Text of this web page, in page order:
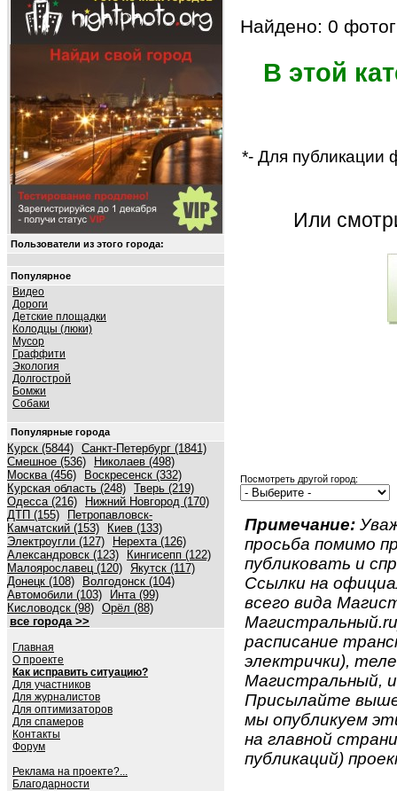
Пользователи из этого города:
Популярное
Видео
Дороги
Детские площадки
Колодцы (люки)
Мусор
Граффити
Экология
Долгострой
Бомжи
Собаки
Популярные города
Курск (5844) Санкт-Петербург (1841)
Смешное (536)
Николаев (498)
Москва (456)
Воскресенск (332)
Курская область (248) Тверь (219)
Одесса (216)
Нижний Новгород (170)
ДТП (155)
Петропавловск-
Камчатский (153)
Киев (133)
Электроугли (127)
Нерехта (126)
Александровск (123)
Кингисепп (122)
Малоярославец (120) Якутск (117)
Донецк (108)
Волгодонск (104)
Автомобили (103)
Инта (99)
Кисловодск (98) Орёл (88)
все города >>
Главная
О проекте
Как исправить ситуацию?
Для участников
Для журналистов
Для оптимизаторов
Для спамеров
Контакты
Форум
Реклама на проекте?...
Благодарности
Найдено: 0
В этой
*- Для публикации
Или
Посмотреть другой город:
Примечание:
просьба помимо
публиковать и
Ссылки на
всего вида
расписание
электрички),
Магистральный,
Присылайте
мы опубликуем
на главной
публикаций)